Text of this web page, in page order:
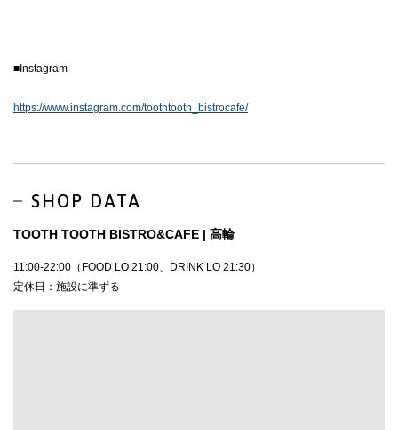
■Instagram
https://www.instagram.com/toothtooth_bistrocafe/
SHOP DATA
TOOTH TOOTH BISTRO&CAFE | 高輪
11:00-22:00（FOOD LO 21:00、DRINK LO 21:30）
定休日：施設に準ずる